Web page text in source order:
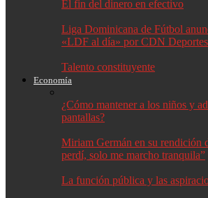
El fin del dinero en efectivo
Liga Dominicana de Fútbol
«LDF al día» por CDN Deportes
Talento constituyente
Economía
¿Cómo mantener a los niños y
pantallas?
Miriam Germán en su rendición
perdí, solo me marcho tranquila”
La función pública y las